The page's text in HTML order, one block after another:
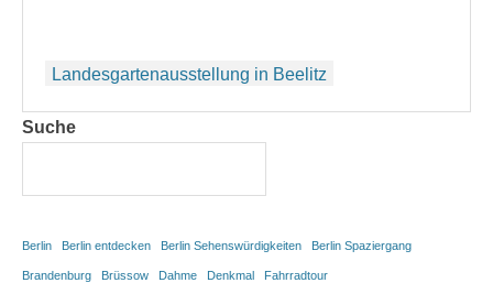
Beitragsnavigation
Landesgartenausstellung in Beelitz
Suche
Berlin Berlin entdecken Berlin Sehenswürdigkeiten Berlin Spaziergang
Brandenburg Brüssow Dahme Denkmal Fahrradtour